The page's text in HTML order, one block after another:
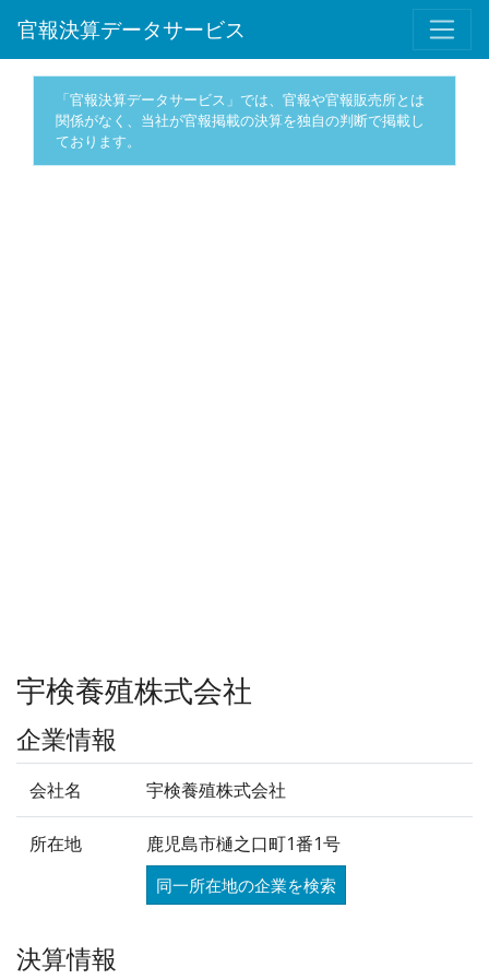
官報決算データサービス
「官報決算データサービス」では、官報や官報販売所とは
関係がなく、当社が官報掲載の決算を独自の判断で掲載し
ております。
宇検養殖株式会社
企業情報
会社名 宇検養殖株式会社
所在地 鹿児島市樋之口町1番1号
同一所在地の企業を検索
決算情報